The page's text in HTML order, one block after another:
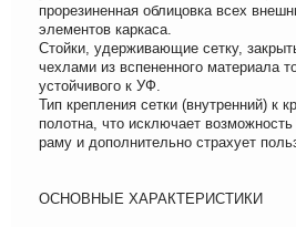
прорезиненная облицовка всех
элементов каркаса.
Стойки, удерживающие сетку,
чехлами из вспененного материала
устойчивого к УФ.
Тип крепления сетки (внутренний) к
полотна, что исключает
раму и дополнительно страхует
ОСНОВНЫЕ ХАРАКТЕРИСТИКИ